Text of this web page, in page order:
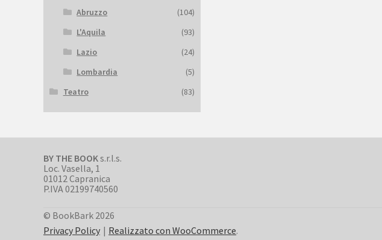
Abruzzo
(104)
L'Aquila
(93)
Lazio
(24)
Lombardia
(5)
Teatro
(83)
BY THE BOOKs.r.l.s.
Loc. Vasella, 1
01012 Capranica
P.IVA 02199740560
© BookBark 2026
Privacy Policy
Realizzato con WooCommerce.